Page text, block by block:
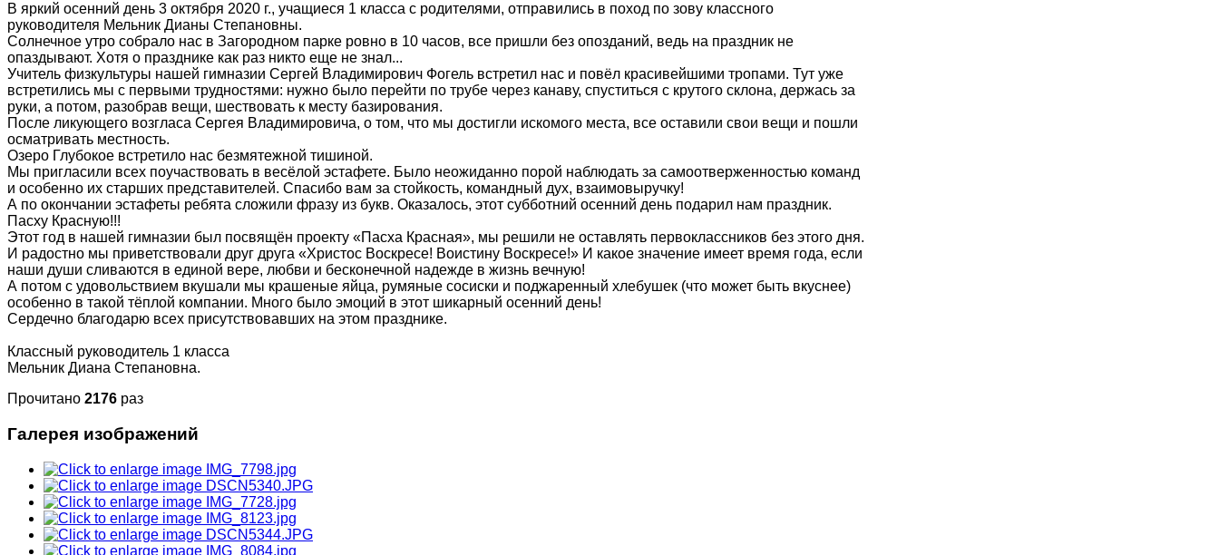
В яркий осенний день 3 октября 2020 г., учащиеся 1 класса с родителями, отправились в поход по зову классного
руководителя Мельник Дианы Степановны.
Солнечное утро собрало нас в Загородном парке ровно в 10 часов, все пришли без опозданий, ведь на праздник не
опаздывают. Хотя о празднике как раз никто еще не знал...
Учитель физкультуры нашей гимназии Сергей Владимирович Фогель встретил нас и повёл красивейшими тропами. Тут уже
встретились мы с первыми трудностями: нужно было перейти по трубе через канаву, спуститься с крутого склона, держась за
руки, а потом, разобрав вещи, шествовать к месту базирования.
После ликующего возгласа Сергея Владимировича, о том, что мы достигли искомого места, все оставили свои вещи и пошли
осматривать местность.
Озеро Глубокое встретило нас безмятежной тишиной.
Мы пригласили всех поучаствовать в весёлой эстафете. Было неожиданно порой наблюдать за самоотверженностью команд
и особенно их старших представителей. Спасибо вам за стойкость, командный дух, взаимовыручку!
А по окончании эстафеты ребята сложили фразу из букв. Оказалось, этот субботний осенний день подарил нам праздник.
Пасху Красную!!!
Этот год в нашей гимназии был посвящён проекту «Пасха Красная», мы решили не оставлять первоклассников без этого дня.
И радостно мы приветствовали друг друга «Христос Воскресе! Воистину Воскресе!» И какое значение имеет время года, если
наши души сливаются в единой вере, любви и бесконечной надежде в жизнь вечную!
А потом с удовольствием вкушали мы крашеные яйца, румяные сосиски и поджаренный хлебушек (что может быть вкуснее)
особенно в такой тёплой компании. Много было эмоций в этот шикарный осенний день!
Сердечно благодарю всех присутствовавших на этом празднике.
Классный руководитель 1 класса
Мельник Диана Степановна.
Прочитано 2176 раз
Галерея изображений